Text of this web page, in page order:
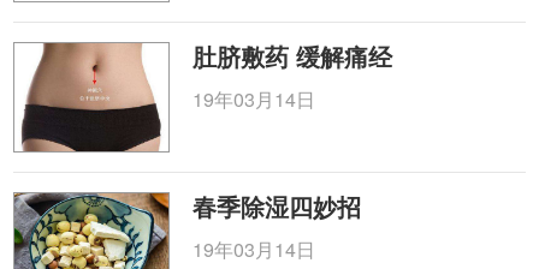
肚脐敷药 缓解痛经
19年03月14日
春季除湿四妙招
19年03月14日